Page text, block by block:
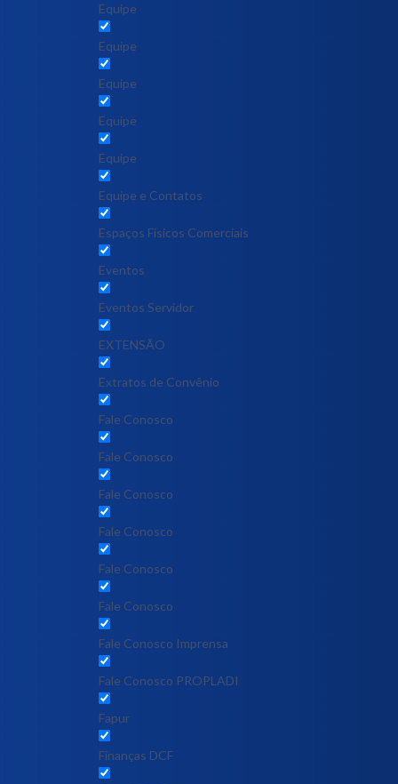
Equipe
Equipe
Equipe
Equipe
Equipe
Equipe e Contatos
Espaços Físicos Comerciais
Eventos
Eventos Servidor
EXTENSÃO
Extratos de Convênio
Fale Conosco
Fale Conosco
Fale Conosco
Fale Conosco
Fale Conosco
Fale Conosco
Fale Conosco Imprensa
Fale Conosco PROPLADI
Fapur
Finanças DCF